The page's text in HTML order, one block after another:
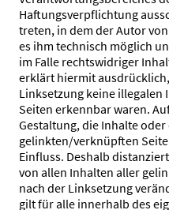
Haftungsverpflichtung
treten, in dem der Autor
es ihm technisch möglich
im Falle rechtswidriger
erklärt hiermit
Linksetzung keine illegalen
Seiten erkennbar waren.
Gestaltung, die Inhalte
gelinkten/verknüpften
Einfluss. Deshalb
von allen Inhalten aller
nach der Linksetzung
gilt für alle innerhalb des